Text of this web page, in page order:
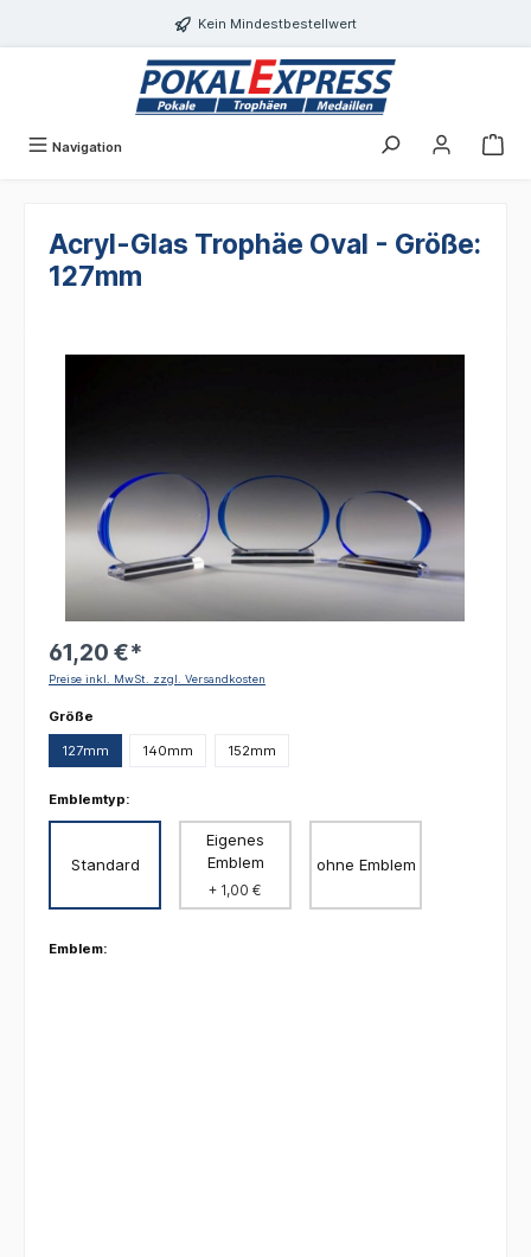
Kein Mindestbestellwert
Navigation
Acryl-Glas Trophäe Oval - Größe:
127mm
61,20 €*
Preise inkl. MwSt. zzgl. Versandkosten
Größe
127mm 140mm 152mm
Emblemtyp:
Standard
Eigenes
Emblem
+ 1,00 €
ohne Emblem
Emblem: